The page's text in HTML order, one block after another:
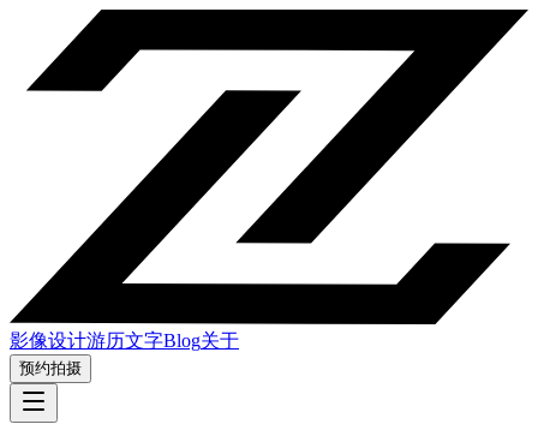
影像设计游历文字Blog关于
预约拍摄